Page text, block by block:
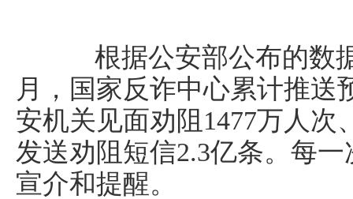
根据公安部公布的数据
月，国家反诈中心累计推送
安机关见面劝阻1477万人次
发送劝阻短信2.3亿条。每
宣介和提醒。